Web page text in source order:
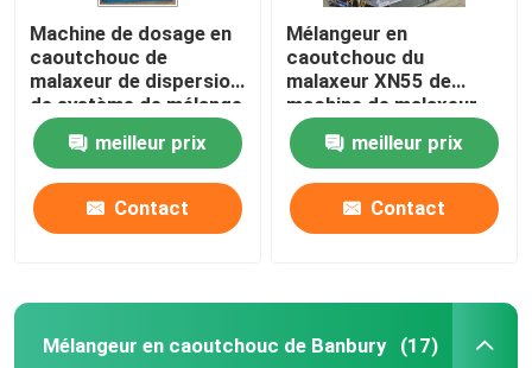
Machine de dosage en
caoutchouc de
malaxeur de dispersion
de système de mélange
de malaxeur de
Banburymeilleur prix
Contact
Mélangeur en
caoutchouc du
malaxeur XN55 de
machine de malaxeur
en caoutchouc de
dispersionmeilleur prix
Contact
Mélangeur en caoutchouc de Banbury (17)